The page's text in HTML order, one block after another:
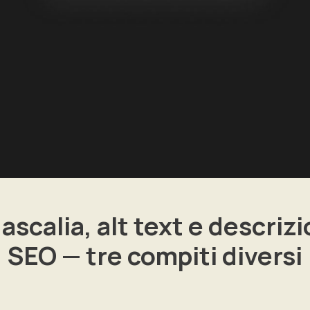
alt text e
SEO — tre compiti diversi